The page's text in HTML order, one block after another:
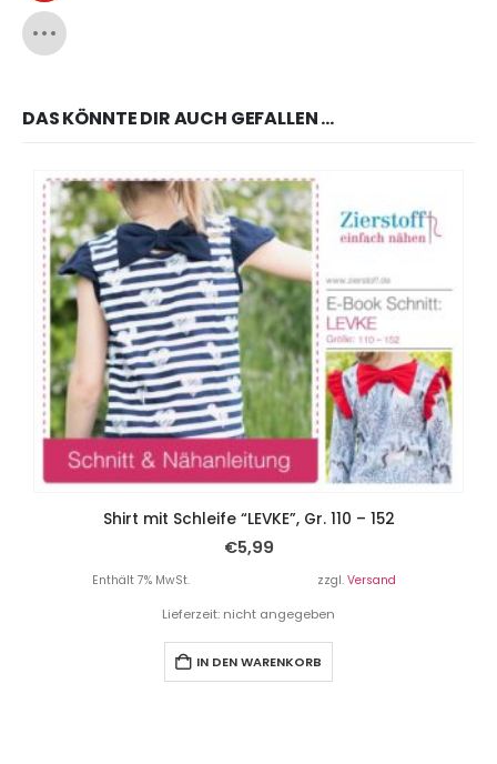
DAS KÖNNTE DIR AUCH GEFALLEN …
Shirt mit Schleife “LEVKE”, Gr. 110 – 152
€5,99
Enthält 7% MwSt. zzgl. Versand
Lieferzeit: nicht angegeben
IN DEN WARENKORB